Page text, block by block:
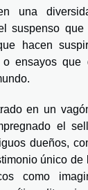
una
suspenso
hacen
ensayos que
en un
el
dueños,
único de
como